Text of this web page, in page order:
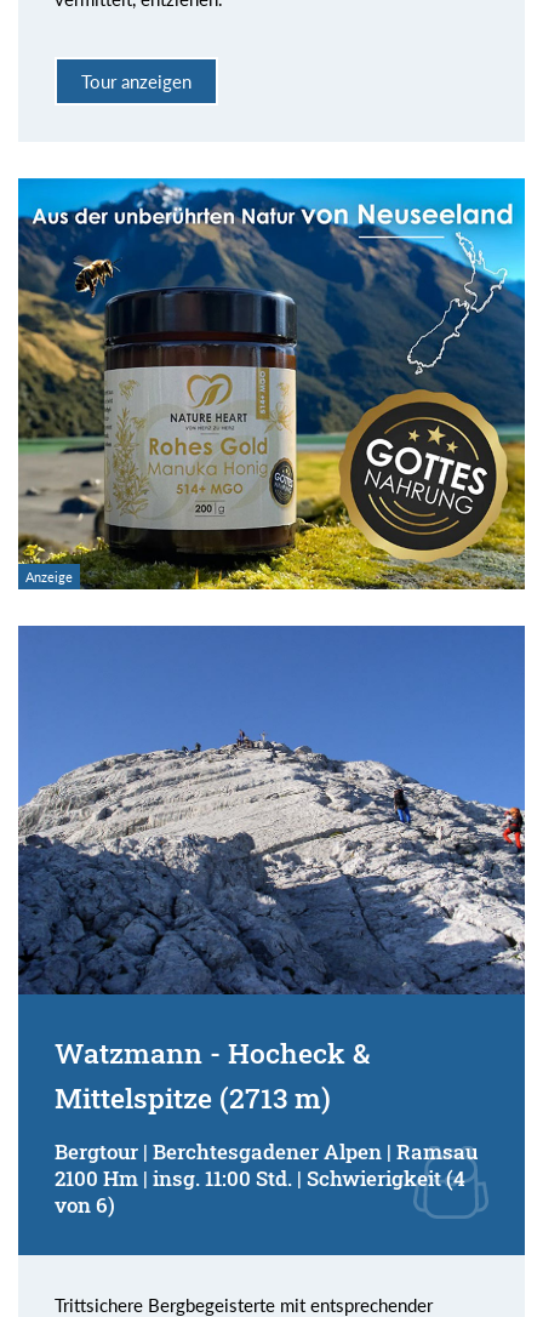
Tour anzeigen
Watzmann - Hocheck &
Mittelspitze (2713 m)
Bergtour | Berchtesgadener Alpen | Ramsau
2100 Hm | insg. 11:00 Std. | Schwierigkeit (4
von 6)
Trittsichere Bergbegeisterte mit entsprechender